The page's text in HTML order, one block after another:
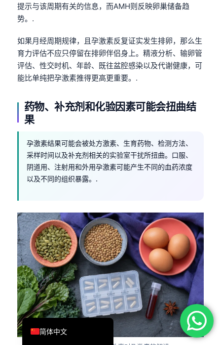
提示与该周期有关的信息，而AMH则反映卵巢储备趋
势。.
如果月经周期规律，且孕激素反复证实发生排卵，那么生
育力评估不应只停留在排卵伴侣身上。精液分析、输卵管
评估、性交时机、年龄、既往盆腔感染以及代谢健康，可
能比单纯把孕激素推得更高更重要。.
药物、补充剂和化验因素可能会扭曲结
果
孕激素结果可能会被处方激素、生育药物、检测方法、
采样时间以及补充剂相关的实验室干扰所扭曲。口服、
阴道用、注射用和外用孕激素可能产生不同的血药浓度
以及不同的组织暴露。.
简体中文
English
Deutsch
العربية
Français
עִבְרִית
Italiano
Español
Ελληνικά
Türkçe
Română
Dansk
हिन्दी
Bahasa Indonesia
Հայերեն
Српски језик